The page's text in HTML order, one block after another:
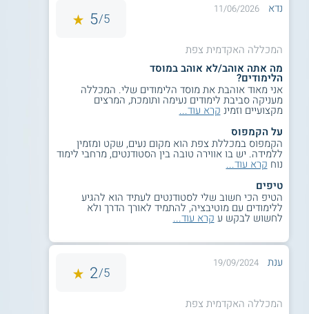
נדא 11/06/2026
5/
5
המכללה האקדמית צפת
מה אתה אוהב/לא אוהב במוסד
הלימודים?
אני מאוד אוהבת את מוסד הלימודים שלי. המכללה
מעניקה סביבת לימודים נעימה ותומכת, המרצים
מקצועיים וזמינ קרא עוד...
על הקמפוס
הקמפוס במכללת צפת הוא מקום נעים, שקט ומזמין
ללמידה. יש בו אווירה טובה בין הסטודנטים, מרחבי לימוד
נוח קרא עוד...
טיפים
הטיפ הכי חשוב שלי לסטודנטים לעתיד הוא להגיע
ללימודים עם מוטיבציה, להתמיד לאורך הדרך ולא
לחשוש לבקש ע קרא עוד...
ענת 19/09/2024
5/
2
המכללה האקדמית צפת